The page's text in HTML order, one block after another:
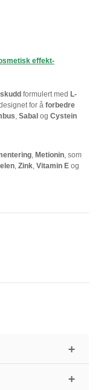
effekt-
formulert med L-
for å forbedre
, Sabal og Cystein
, Metionin, som
, Zink, Vitamin E og